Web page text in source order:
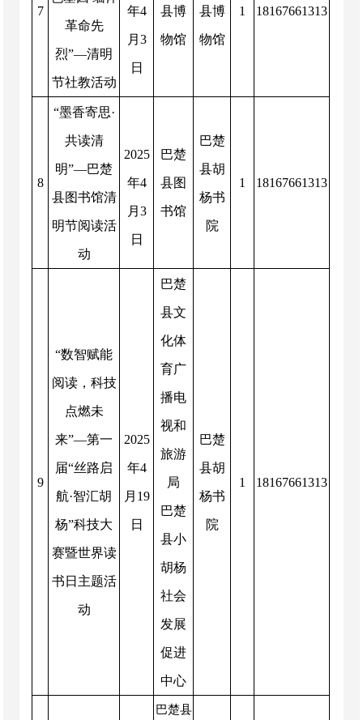
7
革命先
烈”—清明
节社教活动
年4
月 3
日
县博
物馆
县博
物馆
1 18167661313
8
“墨香寄思·
共读清
明”—巴楚
县图书馆清
明节阅读活
动
2025
年4
月 3
日
巴楚
县图
书馆
巴楚
县胡
杨书
院
1 18167661313
9
“数智赋能
阅读，科技
点燃未
来”—第一
届“丝路启
航·智汇胡
杨”科技大
赛暨世界读
书日主题活
动
2025
年4
月 19
日
巴楚
县文
化体
育广
播电
视和
旅游
局
巴楚
县小
胡杨
社会
发展
促进
中心
巴楚
县胡
杨书
院
1 18167661313
巴楚县